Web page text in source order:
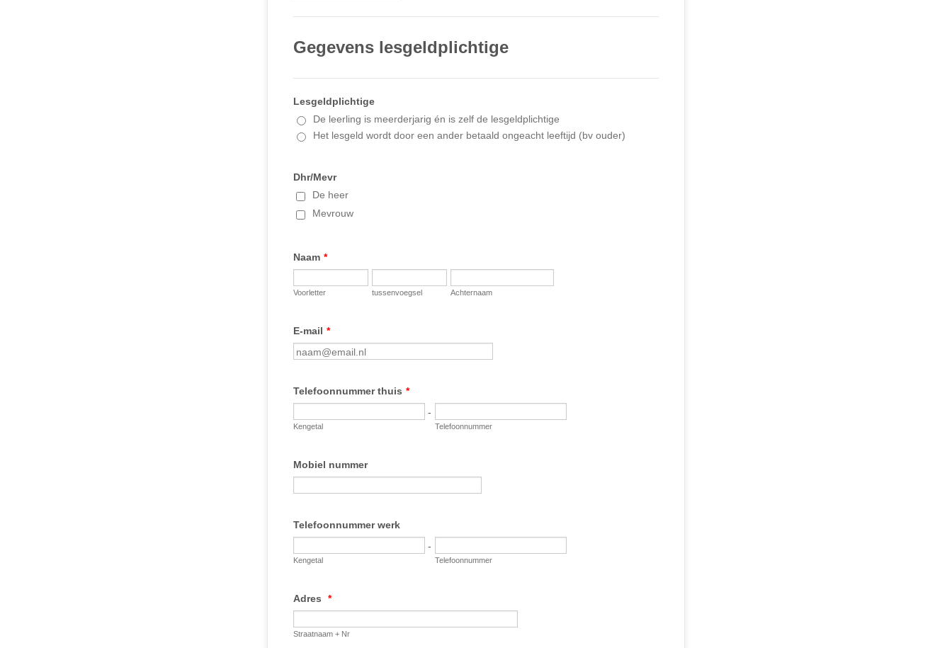
Gegevens lesgeldplichtige
Lesgeldplichtige
De leerling is meerderjarig én is zelf de lesgeldplichtige
Het lesgeld wordt door een ander betaald ongeacht leeftijd (bv ouder)
Dhr/Mevr
De heer
Mevrouw
Naam *
Voorletter tussenvoegsel Achternaam
E-mail *
Telefoonnummer thuis *
-
Kengetal Telefoonnummer
Mobiel nummer
Telefoonnummer werk
-
Kengetal Telefoonnummer
Adres *
Straatnaam + Nr